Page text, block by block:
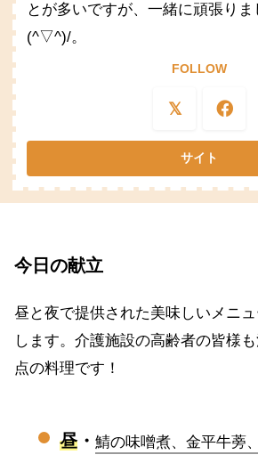
とが多いですが、一緒に頑張りま
(^▽^)/。
FOLLOW
今日の献立
昼と夜で提供された美味しいメニ
します。介護施設の高齢者の皆様
点の料理です！
昼・ 鯖の味噌煮、金平牛蒡